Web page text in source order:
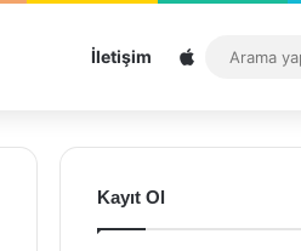
İletişim Sitemap
Kayıt Ol